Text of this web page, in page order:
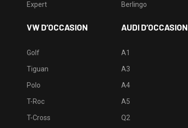
Expert
VW D’OCCASION
Golf
Tiguan
Polo
T-Roc
T-Cross
Berlingo
AUDI D’OCCASION
A1
A3
A4
A5
Q2